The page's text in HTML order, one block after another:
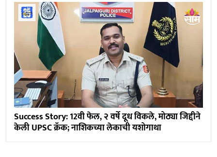
Success Story: 12वी फेल, २ वर्षे दूध विकले, मोठ्या जिद्दीने
केली UPSC क्रॅक; नाशिकच्या लेकाची यशोगाथा